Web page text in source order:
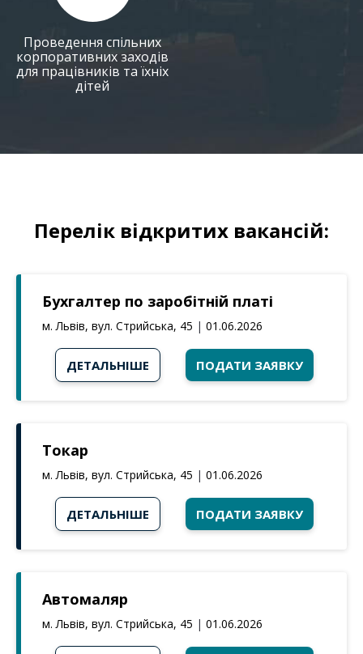
Проведення спільних
корпоративних заходів
для працівників та їхніх
дітей
Перелік відкритих вакансій:
Бухгалтер по заробітній платі
м. Львів, вул. Стрийська, 45 | 01.06.2026
ДЕТАЛЬНІШЕ ПОДАТИ ЗАЯВКУ
Токар
м. Львів, вул. Стрийська, 45 | 01.06.2026
ДЕТАЛЬНІШЕ ПОДАТИ ЗАЯВКУ
Автомаляр
м. Львів, вул. Стрийська, 45 | 01.06.2026